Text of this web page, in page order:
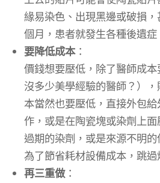
緣易染色、出現黑邊或破損
個月，患者就發生各種後遺症
要降低成本：
價錢想要壓低，除了醫師成本
沒多少美學經驗的醫師？）
本當然也要壓低，直接外包
作，或是在陶瓷塊或染劑上
過期的染劑，或是來源不明
為了節省耗材設備成本，跳過
再三重做：